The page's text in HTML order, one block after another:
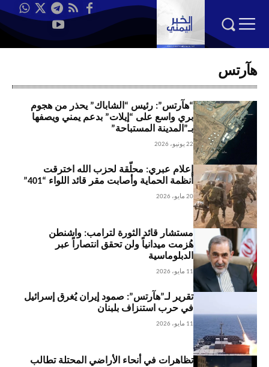
هآرتس
“هآرتس”: رئيس “الشاباك” يحذر من هجوم
بري واسع على “إيلات” بدعم يمني ويصفها
بـ”المدينة المستباحة”
22 يونيو، 2026
إعلام عبري: محلّقة لحزب الله اخترقت
أنظمة الحماية وأصابت مقر قائد اللواء “401”
20 مايو، 2026
مستشار قائد الثورة لترامب: واشنطن
هُزمت ميدانياً ولن تحقق انتصاراً عبر
الدبلوماسية
11 مايو، 2026
تقرير لـ”هآرتس”: صمود إيران يُغرق إسرائيل
في حرب استنزاف بلبنان
11 مايو، 2026
تظاهرات في أنحاء الأراضي المحتلة تطالب